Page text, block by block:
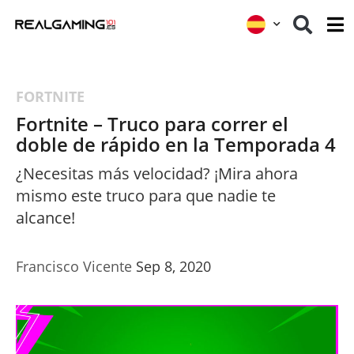
FORTNITE
Fortnite – Truco para correr el
doble de rápido en la Temporada 4
¿Necesitas más velocidad? ¡Mira ahora
mismo este truco para que nadie te
alcance!
Francisco Vicente Sep 8, 2020